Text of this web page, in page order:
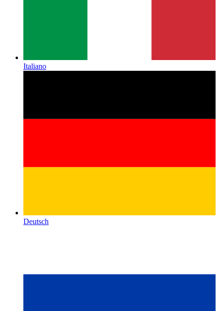
Italiano
Deutsch